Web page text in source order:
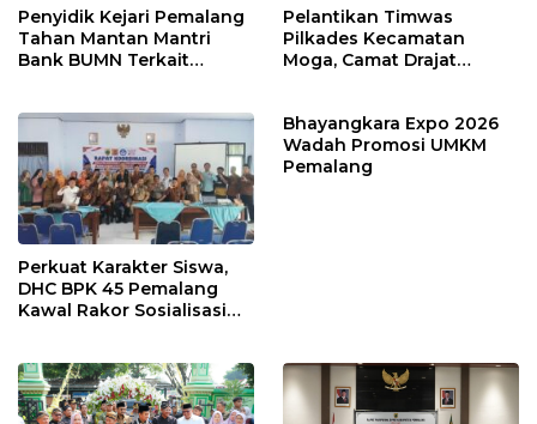
Penyidik Kejari Pemalang
Tahan Mantan Mantri
Bank BUMN Terkait
Pelantikan Timwas
Pilkades Kecamatan
Moga, Camat Drajat
Perkuat Karakter Siswa,
DHC BPK 45 Pemalang
Kawal Rakor Sosialisasi
Bhayangkara Expo 2026
Wadah Promosi UMKM
Pemalang